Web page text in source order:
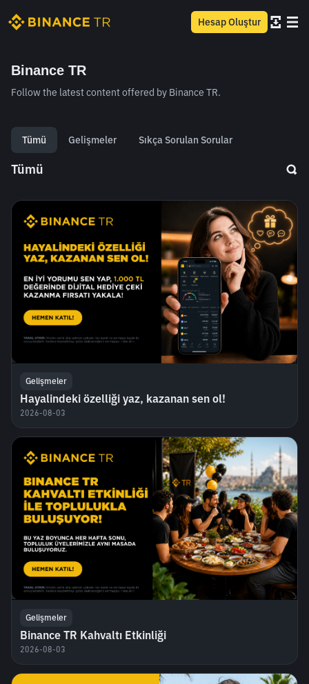
Hesap Oluştur
Binance TR
Follow the latest content offered by Binance TR.
Tümü Gelişmeler Sıkça Sorulan Sorular
Tümü
Gelişmeler
Hayalindeki özelliği yaz, kazanan sen ol!
2026-08-03
Gelişmeler
Binance TR Kahvaltı Etkinliği
2026-08-03